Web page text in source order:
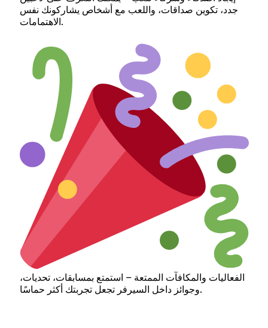
جدد، تكوين صداقات، واللعب مع أشخاص يشاركونك نفس
الاهتمامات.
الفعاليات والمكافآت الممتعة – استمتع بمسابقات، تحديات،
وجوائز داخل السيرفر تجعل تجربتك أكثر حماسًا.